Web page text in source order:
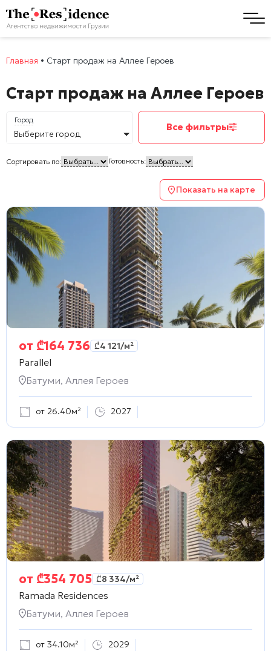
Главная • Старт продаж на Аллее Героев
Старт продаж на Аллее Героев
Город
Выберите город
Все фильтры
Сортировать по: Готовность:
Показать на карте
от ₾164 736 ₾4 121/м²
Parallel
Батуми, Аллея Героев
от 26.40м² 2027
от ₾354 705 ₾8 334/м²
Ramada Residences
Батуми, Аллея Героев
от 34.10м² 2029